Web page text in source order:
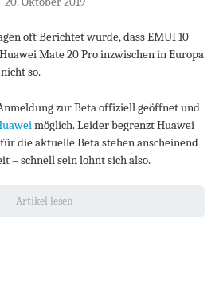
oft Berichtet wurde, dass EMUI 10
Mate 20 Pro inzwischen in Europa
so.
zur Beta offiziell geöffnet und
möglich. Leider begrenzt Huawei
die aktuelle Beta stehen anscheinend
– schnell sein lohnt sich also.
Artikel lesen